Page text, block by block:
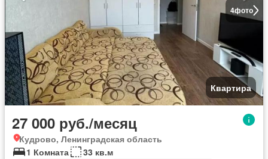
4фото
Квартира
27 000 руб./месяц
Кудрово, Ленинградская область
1 Комната
33 кв.м